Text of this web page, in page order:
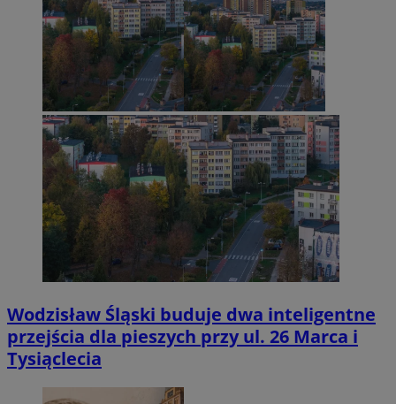
Wodzisław Śląski buduje dwa inteligentne
przejścia dla pieszych przy ul. 26 Marca i
Tysiąclecia